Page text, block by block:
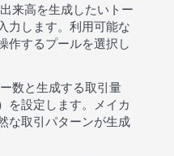
出来高を生成したいトー
力します。利用可能な
作するプールを選択し
数と生成する取引量
を設定します。メイカ
な取引パターンが生成